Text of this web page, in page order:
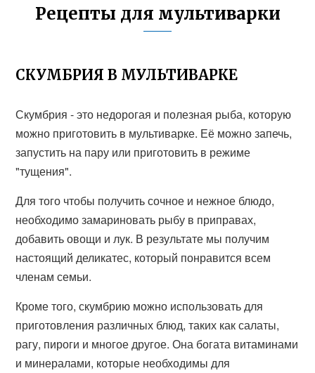
Рецепты для мультиварки
СКУМБРИЯ В МУЛЬТИВАРКЕ
Скумбрия - это недорогая и полезная рыба, которую
можно приготовить в мультиварке. Её можно запечь,
запустить на пару или приготовить в режиме
"тущения".
Для того чтобы получить сочное и нежное блюдо,
необходимо замариновать рыбу в приправах,
добавить овощи и лук. В результате мы получим
настоящий деликатес, который понравится всем
членам семьи.
Кроме того, скумбрию можно использовать для
приготовления различных блюд, таких как салаты,
рагу, пироги и многое другое. Она богата витаминами
и минералами, которые необходимы для